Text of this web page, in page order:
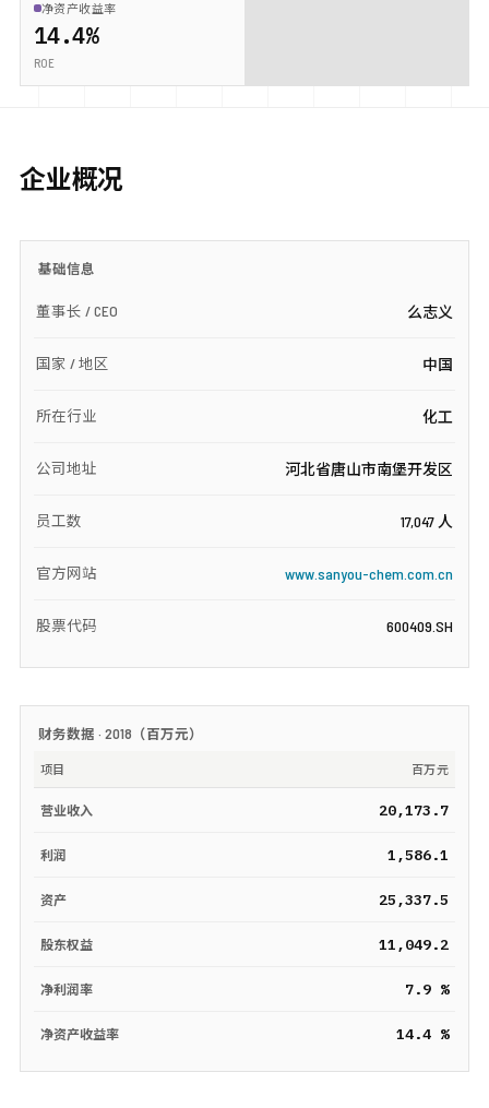
净资产收益率
14.4%
ROE
企业概况
基础信息
董事长 / CEO 么志义
国家 / 地区 中国
所在行业 化工
公司地址 河北省唐山市南堡开发区
员工数 17,047 人
官方网站 www.sanyou-chem.com.cn
股票代码 600409.SH
财务数据 · 2018 （百万元）
项目 百万元
营业收入 20,173.7
利润 1,586.1
资产 25,337.5
股东权益 11,049.2
净利润率 7.9 %
净资产收益率 14.4 %